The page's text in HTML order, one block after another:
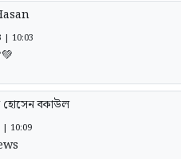
| 10:03
হোসেন বকাউল
| 10:09